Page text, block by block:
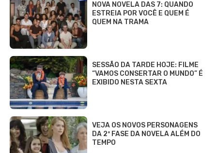
NOVA NOVELA DAS 7: QUANDO
ESTREIA POR VOCÊ E QUEM É
QUEM NA TRAMA
SESSÃO DA TARDE HOJE: FILME
“VAMOS CONSERTAR O MUNDO” É
EXIBIDO NESTA SEXTA
VEJA OS NOVOS PERSONAGENS
DA 2ª FASE DA NOVELA ALÉM DO
TEMPO